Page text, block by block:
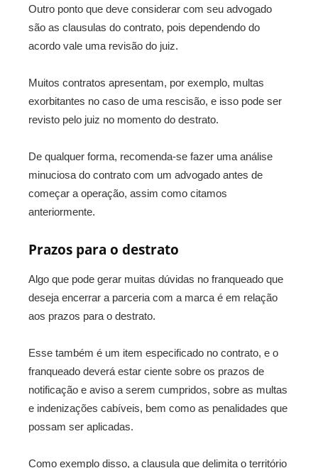
Outro ponto que deve considerar com seu advogado
são as clausulas do contrato, pois dependendo do
acordo vale uma revisão do juiz.
Muitos contratos apresentam, por exemplo, multas
exorbitantes no caso de uma rescisão, e isso pode ser
revisto pelo juiz no momento do destrato.
De qualquer forma, recomenda-se fazer uma análise
minuciosa do contrato com um advogado antes de
começar a operação, assim como citamos
anteriormente.
Prazos para o destrato
Algo que pode gerar muitas dúvidas no franqueado que
deseja encerrar a parceria com a marca é em relação
aos prazos para o destrato.
Esse também é um item especificado no contrato, e o
franqueado deverá estar ciente sobre os prazos de
notificação e aviso a serem cumpridos, sobre as multas
e indenizações cabíveis, bem como as penalidades que
possam ser aplicadas.
Como exemplo disso, a clausula que delimita o território